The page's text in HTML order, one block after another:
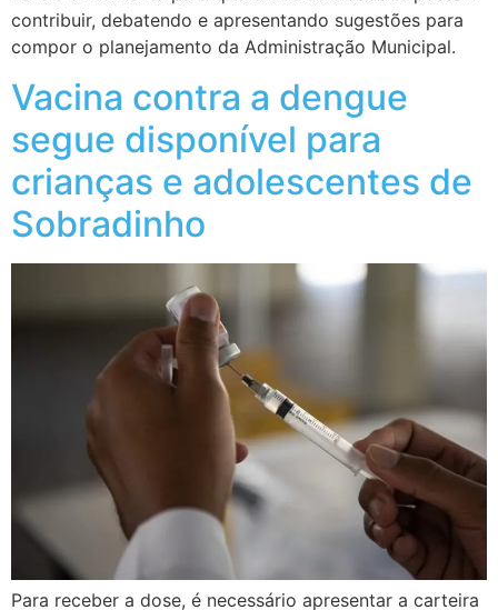
contribuir, debatendo e apresentando sugestões para
compor o planejamento da Administração Municipal.
Vacina contra a dengue
segue disponível para
crianças e adolescentes de
Sobradinho
Para receber a dose, é necessário apresentar a carteira